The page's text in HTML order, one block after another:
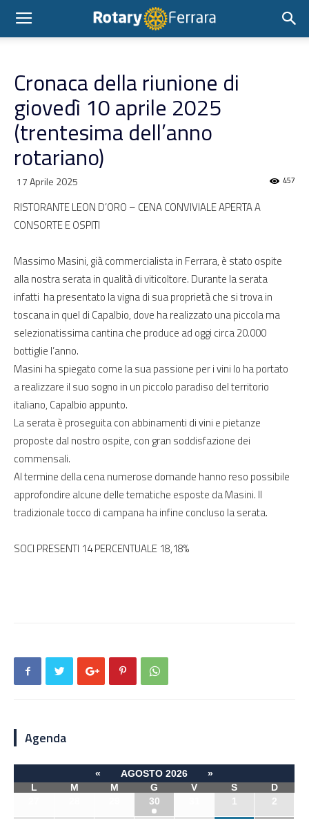
Cronaca della riunione di
giovedì 10 aprile 2025
(trentesima dell’anno
rotariano)
17 Aprile 2025 457
RISTORANTE LEON D’ORO – CENA CONVIVIALE APERTA A
CONSORTE E OSPITI
Massimo Masini, già commercialista in Ferrara, è stato ospite
alla nostra serata in qualità di viticoltore. Durante la serata
infatti ha presentato la vigna di sua proprietà che si trova in
toscana in quel di Capalbio, dove ha realizzato una piccola ma
selezionatissima cantina che produce ad oggi circa 20.000
bottiglie l’anno.
Masini ha spiegato come la sua passione per i vini lo ha portato
a realizzare il suo sogno in un piccolo paradiso del territorio
italiano, Capalbio appunto.
La serata è proseguita con abbinamenti di vini e pietanze
proposte dal nostro ospite, con gran soddisfazione dei
commensali.
Al termine della cena numerose domande hanno reso possibile
approfondire alcune delle tematiche esposte da Masini. Il
tradizionale tocco di campana ha infine concluso la serata.
SOCI PRESENTI 14 PERCENTUALE 18,18%
Agenda
« AGOSTO 2026
»
L
M M G V S
D
30 1 2